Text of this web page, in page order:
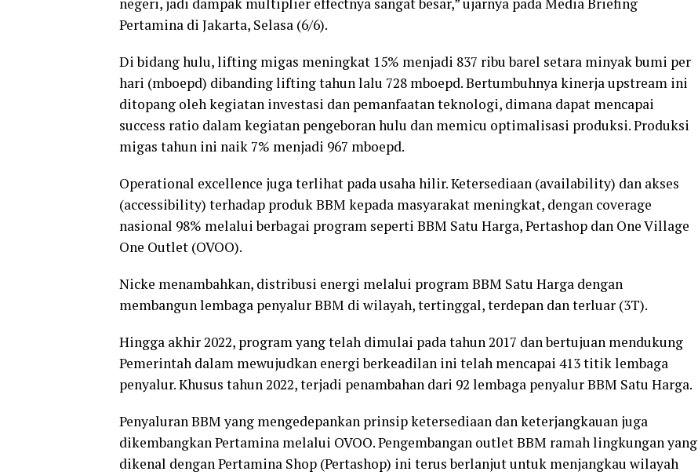
Pertamina di Jakarta, Selasa (6/6).
Di bidang hulu, lifting migas meningkat 15% menjadi 837 ribu barel setara minyak bumi per
hari (mboepd) dibanding lifting tahun lalu 728 mboepd. Bertumbuhnya kinerja upstream ini
ditopang oleh kegiatan investasi dan pemanfaatan teknologi, dimana dapat mencapai
success ratio dalam kegiatan pengeboran hulu dan memicu optimalisasi produksi. Produksi
migas tahun ini naik 7% menjadi 967 mboepd.
Operational excellence juga terlihat pada usaha hilir. Ketersediaan (availability) dan akses
(accessibility) terhadap produk BBM kepada masyarakat meningkat, dengan coverage
nasional 98% melalui berbagai program seperti BBM Satu Harga, Pertashop dan One Village
One Outlet (OVOO).
Nicke menambahkan, distribusi energi melalui program BBM Satu Harga dengan
membangun lembaga penyalur BBM di wilayah, tertinggal, terdepan dan terluar (3T).
Hingga akhir 2022, program yang telah dimulai pada tahun 2017 dan bertujuan mendukung
Pemerintah dalam mewujudkan energi berkeadilan ini telah mencapai 413 titik lembaga
penyalur. Khusus tahun 2022, terjadi penambahan dari 92 lembaga penyalur BBM Satu Harga.
Penyaluran BBM yang mengedepankan prinsip ketersediaan dan keterjangkauan juga
dikembangkan Pertamina melalui OVOO. Pengembangan outlet BBM ramah lingkungan yang
dikenal dengan Pertamina Shop (Pertashop) ini terus berlanjut untuk menjangkau wilayah